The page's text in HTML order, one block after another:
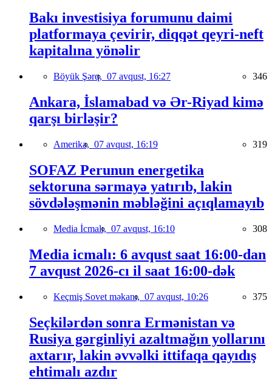
Bakı investisiya forumunu daimi
platformaya çevirir, diqqət qeyri-neft
kapitalına yönəlir
Böyük Şərq, 07 avqust, 16:27 346
Ankara, İslamabad və Ər-Riyad kimə
qarşı birləşir?
Amerika, 07 avqust, 16:19 319
SOFAZ Perunun energetika
sektoruna sərmayə yatırıb, lakin
sövdələşmənin məbləğini açıqlamayıb
Media İcmalı, 07 avqust, 16:10 308
Media icmalı: 6 avqust saat 16:00-dan
7 avqust 2026-cı il saat 16:00-dək
Keçmiş Sovet məkanı, 07 avqust, 10:26 375
Seçkilərdən sonra Ermənistan və
Rusiya gərginliyi azaltmağın yollarını
axtarır, lakin əvvəlki ittifaqa qayıdış
ehtimalı azdır